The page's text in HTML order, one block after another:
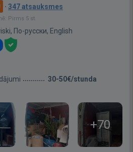
· 347 atsauksmes
Pirms 5 st.
По-русски, English
30-50€/stunda
+70